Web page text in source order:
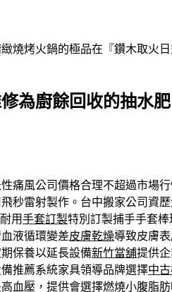
燒烤火鍋的極品在『鑽木取火
為廚餘回收的抽水肥
痛風公司價格合理不超過市場
秒雷射製作。台中搬家公司資
用手套訂製特別訂製捕手手套
液循環變差皮膚乾燥導致皮膚
保養以延長設備新竹當舖提供
推薦系統家具領導品牌選擇中
血壓，提供會選擇燃燒小腹脂肪